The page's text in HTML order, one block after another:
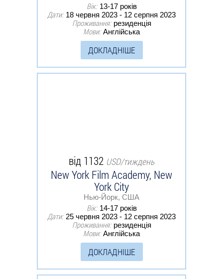
Вік: 13-17 років
Дати: 18 червня 2023 - 12 серпня 2023
Проживання: резиденція
Мови: Англійська
ДОКЛАДНІШЕ
від 1132 USD/тиждень
New York Film Academy, New
York City
Нью-Йорк, США
Вік: 14-17 років
Дати: 25 червня 2023 - 12 серпня 2023
Проживання: резиденція
Мови: Англійська
ДОКЛАДНІШЕ